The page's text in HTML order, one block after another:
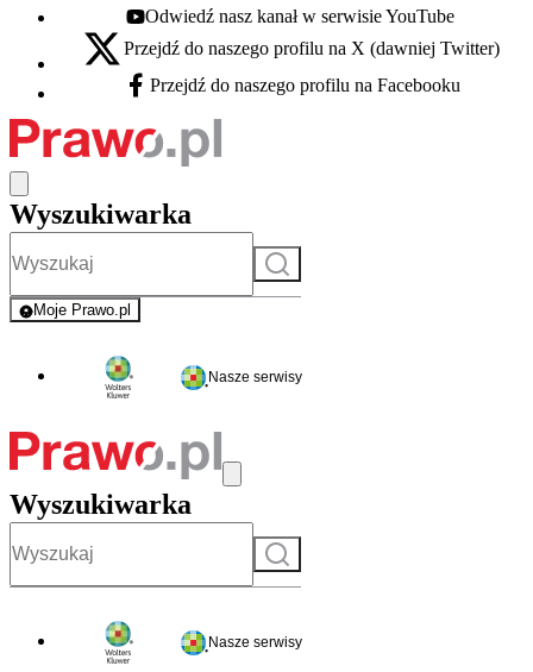
Youtube - otwiera się w nowej karcie
Odwiedź nasz kanał w serwisie YouTube
X - otwiera się w nowej karcie
Przejdź do naszego profilu na X (dawniej Twitter)
Facebook - otwiera się w nowej karcie
Przejdź do naszego profilu na Facebooku
Wyszukiwarka
Szukaj
Moje Prawo.pl
- rejestracja i logowanie do serwisu
Nasze serwisy
Wyszukiwarka
Szukaj
Nasze serwisy